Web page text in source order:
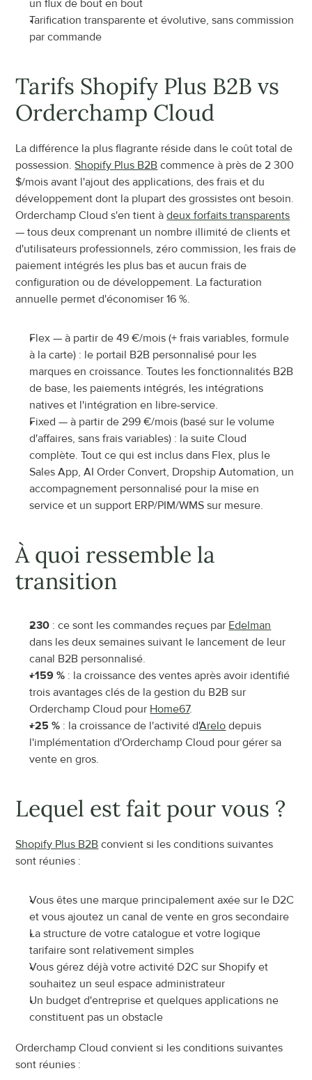
un flux de bout en bout
Tarification transparente et évolutive, sans commission
par commande
Tarifs Shopify Plus B2B vs
Orderchamp Cloud
La différence la plus flagrante réside dans le coût total de
possession. Shopify Plus B2B commence à près de 2 300
$/mois avant l'ajout des applications, des frais et du
développement dont la plupart des grossistes ont besoin.
Orderchamp Cloud s'en tient à deux forfaits transparents
— tous deux comprenant un nombre illimité de clients et
d'utilisateurs professionnels, zéro commission, les frais de
paiement intégrés les plus bas et aucun frais de
configuration ou de développement. La facturation
annuelle permet d'économiser 16 %.
Flex — à partir de 49 €/mois (+ frais variables, formule
à la carte) : le portail B2B personnalisé pour les
marques en croissance. Toutes les fonctionnalités B2B
de base, les paiements intégrés, les intégrations
natives et l'intégration en libre-service.
Fixed — à partir de 299 €/mois (basé sur le volume
d'affaires, sans frais variables) : la suite Cloud
complète. Tout ce qui est inclus dans Flex, plus le
Sales App, AI Order Convert, Dropship Automation, un
accompagnement personnalisé pour la mise en
service et un support ERP/PIM/WMS sur mesure.
À quoi ressemble la
transition
230 : ce sont les commandes reçues par Edelman
dans les deux semaines suivant le lancement de leur
canal B2B personnalisé.
+159 % : la croissance des ventes après avoir identifié
trois avantages clés de la gestion du B2B sur
Orderchamp Cloud pour Home67.
+25 % : la croissance de l'activité d'Arelo depuis
l'implémentation d'Orderchamp Cloud pour gérer sa
vente en gros.
Lequel est fait pour vous ?
Shopify Plus B2B convient si les conditions suivantes
sont réunies :
Vous êtes une marque principalement axée sur le D2C
et vous ajoutez un canal de vente en gros secondaire
La structure de votre catalogue et votre logique
tarifaire sont relativement simples
Vous gérez déjà votre activité D2C sur Shopify et
souhaitez un seul espace administrateur
Un budget d'entreprise et quelques applications ne
constituent pas un obstacle
Orderchamp Cloud convient si les conditions suivantes
sont réunies :